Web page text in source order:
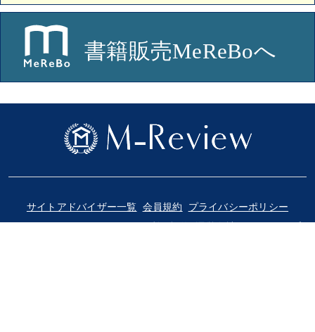
サイトアドバイザー一覧 会員規約
プライバシーポリシー
ソーシャルメディアポリシー 利用規約 運営会社 サイトマップ